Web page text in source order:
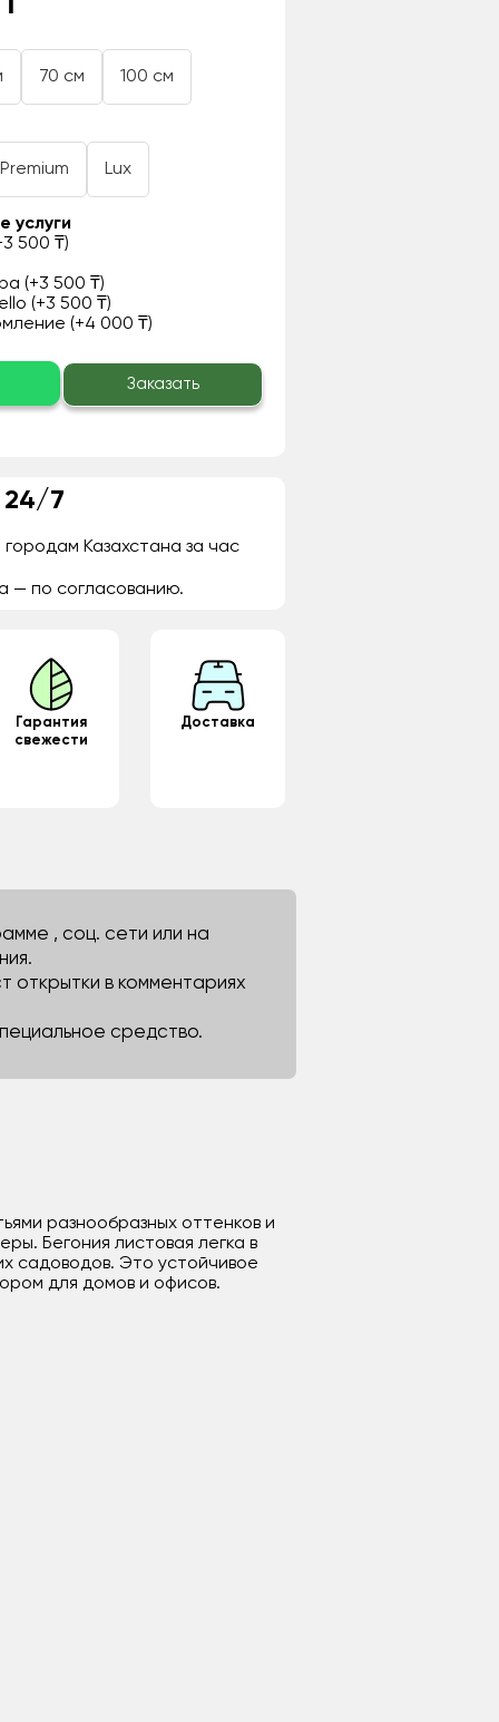
70 см 100 см
Premium Lux
услуги
500 ₸)
(+3 500 ₸)
(+3 500 ₸)
(+4 000 ₸)
Заказать
24/7
Казахстана за час
— по согласованию.
Гарантия
свежести
Доставка
, соц. сети или на
открытки в комментариях
средство.
разнообразных оттенков и
Бегония листовая легка в
садоводов. Это устойчивое
для домов и офисов.